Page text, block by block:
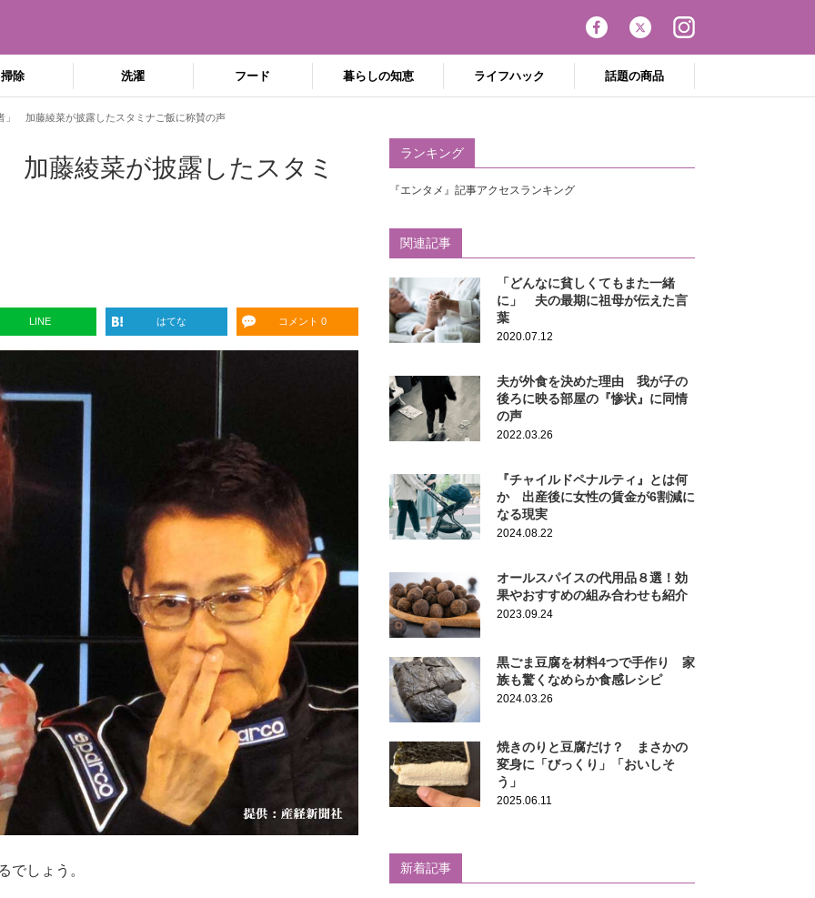
掃除 洗濯 フード 暮らしの知恵 ライフハック 話題の商品
」 加藤綾菜が披露したスタミナご飯に称賛の声
藤綾菜が披露したスタミ
LINE はてな コメント 0
でしょう。
ランキング
『エンタメ』記事アクセスランキング
関連記事
「どんなに貧しくてもまた一緒
に」 夫の最期に祖母が伝えた言
葉
2020.07.12
夫が外食を決めた理由 我が子の
後ろに映る部屋の『惨状』に同情
の声
2022.03.26
『チャイルドペナルティ』とは何
か 出産後に女性の賃金が6割減に
なる現実
2024.08.22
オールスパイスの代用品８選！効
果やおすすめの組み合わせも紹介
2023.09.24
黒ごま豆腐を材料4つで手作り 家
族も驚くなめらか食感レシピ
2024.03.26
焼きのりと豆腐だけ？ まさかの
変身に「びっくり」「おいしそ
う」
2025.06.11
新着記事